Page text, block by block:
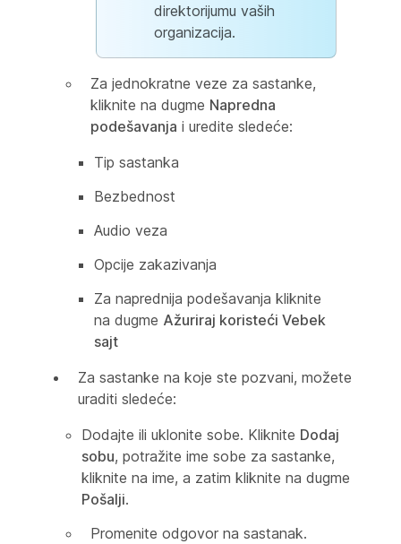
direktorijumu vaših
organizacija.
Za jednokratne veze za sastanke,
kliknite na dugme Napredna
podešavanja i uredite sledeće:
Tip sastanka
Bezbednost
Audio veza
Opcije zakazivanja
Za naprednija podešavanja kliknite
na dugme Ažuriraj koristeći Vebek
sajt
Za sastanke na koje ste pozvani, možete
uraditi sledeće:
Dodajte ili uklonite sobe. Kliknite Dodaj
sobu, potražite ime sobe za sastanke,
kliknite na ime, a zatim kliknite na dugme
Pošalji.
Promenite odgovor na sastanak.